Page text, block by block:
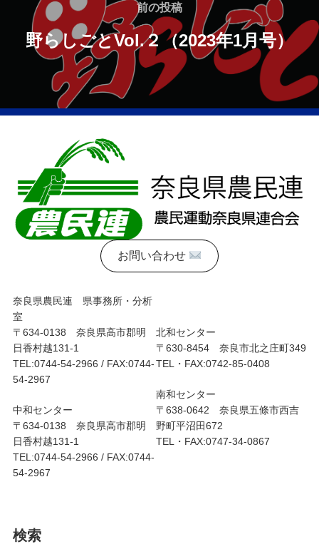
前の投稿
野らしごとVol.２（2023年1月号）
お問い合わせ
奈良県農民連 県事務所・分析
室
〒634-0138 奈良県高市郡明
日香村越131-1
TEL:0744-54-2966 / FAX:0744-
54-2967
中和センター
〒634-0138 奈良県高市郡明
日香村越131-1
TEL:0744-54-2966 / FAX:0744-
54-2967
北和センター
〒630-8454 奈良市北之庄町349
TEL・FAX:0742-85-0408
南和センター
〒638-0642 奈良県五條市西吉
野町平沼田672
TEL・FAX:0747-34-0867
検索